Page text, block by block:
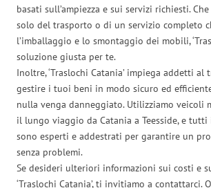
basati sull’ampiezza e sui servizi richiesti.
solo del trasporto o di un servizio completo
l’imballaggio e lo smontaggio dei mobili,
soluzione giusta per te.
Inoltre, ‘Traslochi Catania’ impiega addetti al
gestire i tuoi beni in modo sicuro ed
nulla venga danneggiato. Utilizziamo veicoli
il lungo viaggio da Catania a Teesside, e
sono esperti e addestrati per garantire un
senza problemi.
Se desideri ulteriori informazioni sui costi e
‘Traslochi Catania’, ti invitiamo a contattarci.